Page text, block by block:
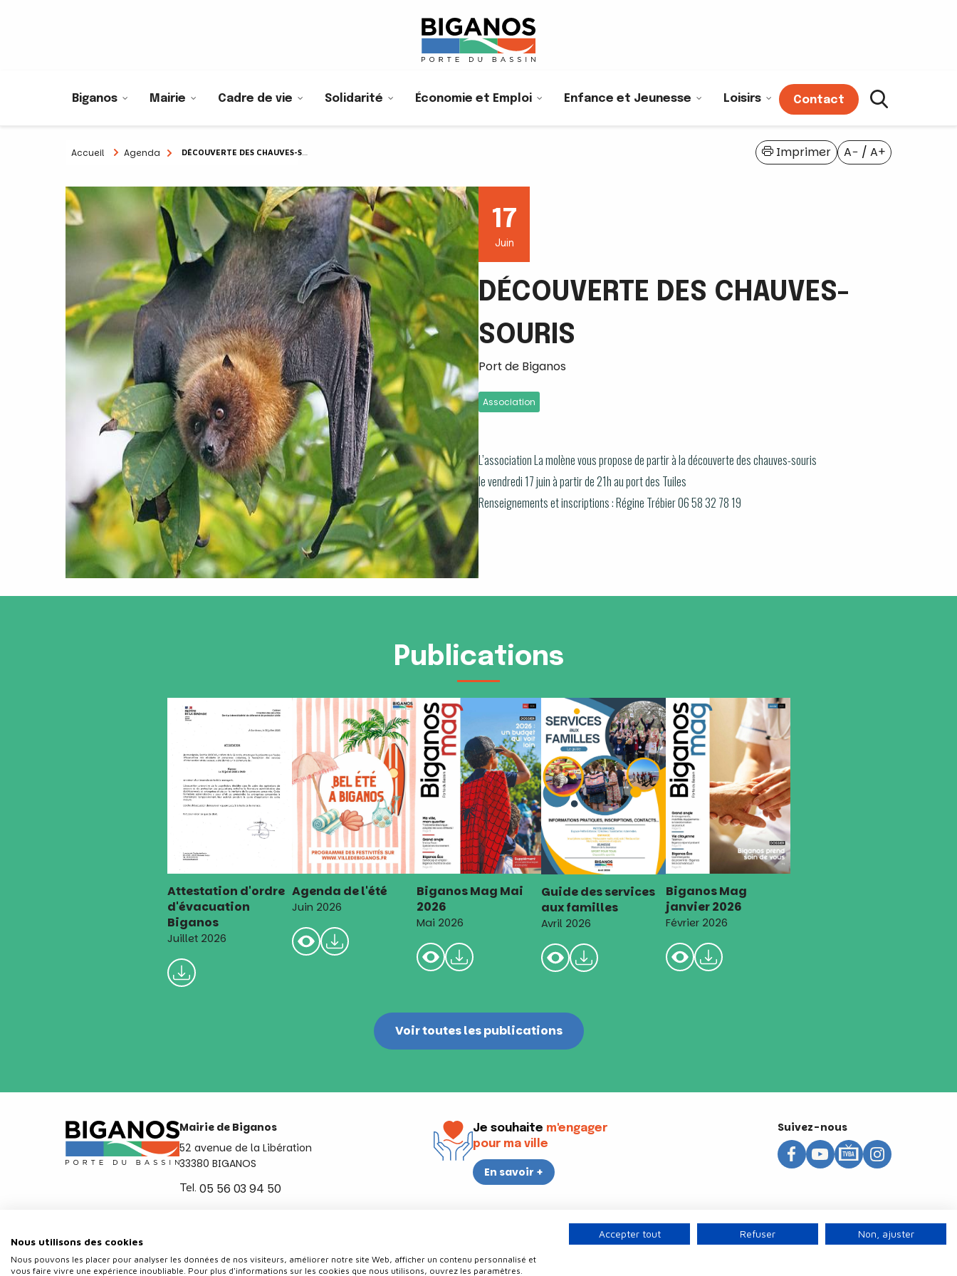
Biganos Mairie Cadre de vie Solidarité Économie et Emploi Enfance et Jeunesse Loisirs Contact
Accueil Agenda DÉCOUVERTE DES CHAUVES-SOURIS A− / A+
Imprimer
17
Juin
DÉCOUVERTE DES CHAUVES-
SOURIS
Port de Biganos
Association
L’association La molène vous propose de partir à la découverte des chauves-souris
le vendredi 17 juin à partir de 21h au port des Tuiles
Renseignements et inscriptions : Régine Trébier 06 58 32 78 19
Publications
Attestation d'ordre
d'évacuation
Biganos
Juillet 2026
Agenda de l'été
Juin 2026
Biganos Mag Mai
2026
Mai 2026
Guide des services
aux familles
Avril 2026
Biganos Mag
janvier 2026
Février 2026
Voir toutes les publications
Mairie de Biganos
52 avenue de la Libération
33380 BIGANOS
Tel. 05 56 03 94 50
Je souhaite m'engager
pour ma ville
En savoir +
Suivez-nous
ContactPolitique de confidentialitéPlan du site
Nous utilisons des cookies
Nous pouvons les placer pour analyser les données de nos visiteurs, améliorer notre site Web, afficher un contenu personnalisé et
vous faire vivre une expérience inoubliable. Pour plus d'informations sur les cookies que nous utilisons, ouvrez les paramètres.
Accepter tout Refuser Non, ajuster